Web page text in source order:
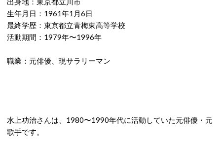
生年月日：1961年1月6日
最終学歴：東京都立青梅東高等学校
活動期間：1979年〜1996年
職業：元俳優、現サラリーマン
水上功治さんは、1980〜1990年代に活動していた元俳優・元
歌手です。